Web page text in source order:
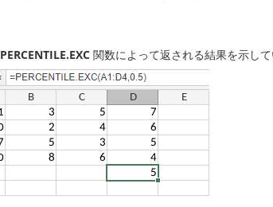
PERCENTILE.EXC 関数によって返される結果を示して